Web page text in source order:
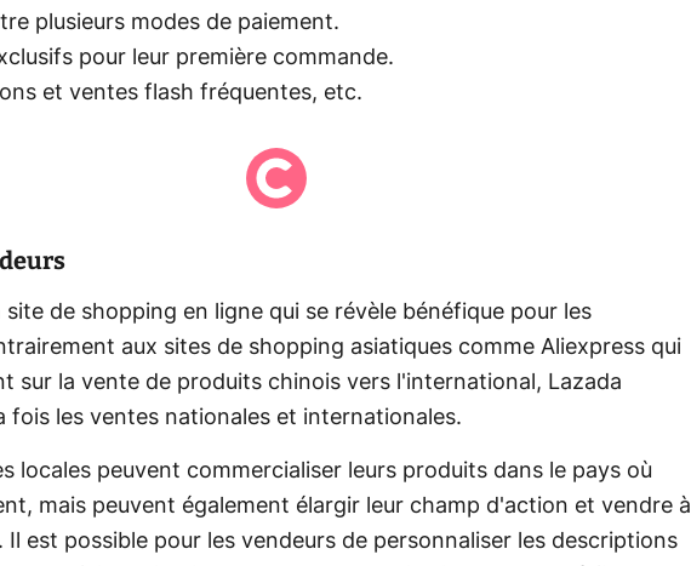
plusieurs modes de paiement.
pour leur première commande.
et ventes flash fréquentes, etc.
site de shopping en ligne qui se révèle bénéfique pour les
aux sites de shopping asiatiques comme Aliexpress qui
sur la vente de produits chinois vers l'international, Lazada
fois les ventes nationales et internationales.
locales peuvent commercialiser leurs produits dans le pays où
mais peuvent également élargir leur champ d'action et vendre à
Il est possible pour les vendeurs de personnaliser les descriptions